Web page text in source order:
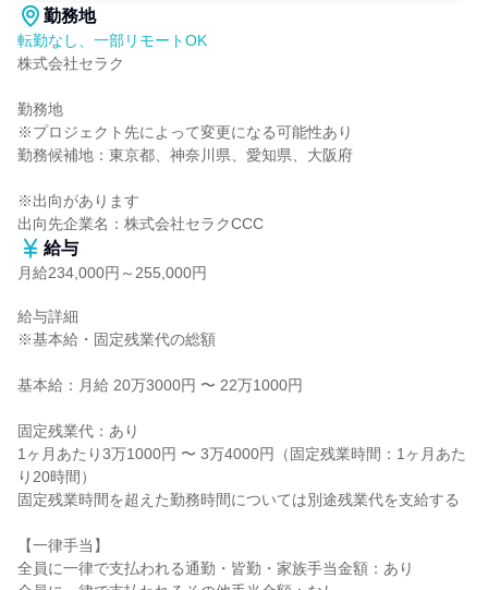
勤務地
転勤なし、一部リモートOK
株式会社セラク
勤務地
※プロジェクト先によって変更になる可能性あり
勤務候補地：東京都、神奈川県、愛知県、大阪府
※出向があります
出向先企業名：株式会社セラクCCC
給与
月給234,000円～255,000円
給与詳細
※基本給・固定残業代の総額
基本給：月給 20万3000円 〜 22万1000円
固定残業代：あり
1ヶ月あたり3万1000円 〜 3万4000円（固定残業時間：1ヶ月あた
り20時間）
固定残業時間を超えた勤務時間については別途残業代を支給する
【一律手当】
全員に一律で支払われる通勤・皆勤・家族手当金額：あり